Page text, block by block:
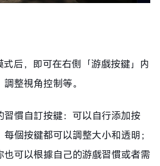
式后，即可在右側「游戲按鍵」内
整視角控制等。
慣自訂按鍵：可以自行添加按
個按鍵都可以調整大小和透明；
可以根據自己的游戲習慣或者需